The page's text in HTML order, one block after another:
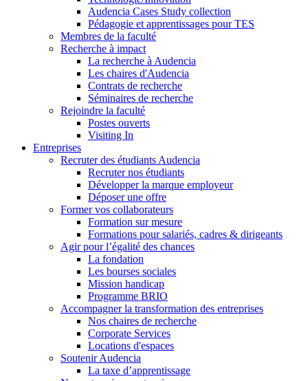
Audencia Cases Study collection
Pédagogie et apprentissages pour TES
Membres de la faculté
Recherche à impact
La recherche à Audencia
Les chaires d'Audencia
Contrats de recherche
Séminaires de recherche
Rejoindre la faculté
Postes ouverts
Visiting In
Entreprises
Recruter des étudiants Audencia
Recruter nos étudiants
Développer la marque employeur
Déposer une offre
Former vos collaborateurs
Formation sur mesure
Formations pour salariés, cadres & dirigeants
Agir pour l’égalité des chances
La fondation
Les bourses sociales
Mission handicap
Programme BRIO
Accompagner la transformation des entreprises
Nos chaires de recherche
Corporate Services
Locations d'espaces
Soutenir Audencia
La taxe d’apprentissage